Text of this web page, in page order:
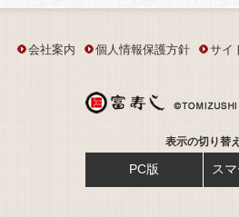
会社案内 個人情報保護方針 サイ
表示の切り替え
PC版 ス